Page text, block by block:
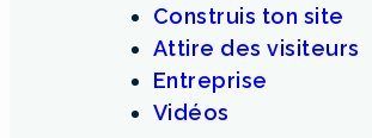
Construis ton site
Attire des visiteurs
Entreprise
Vidéos